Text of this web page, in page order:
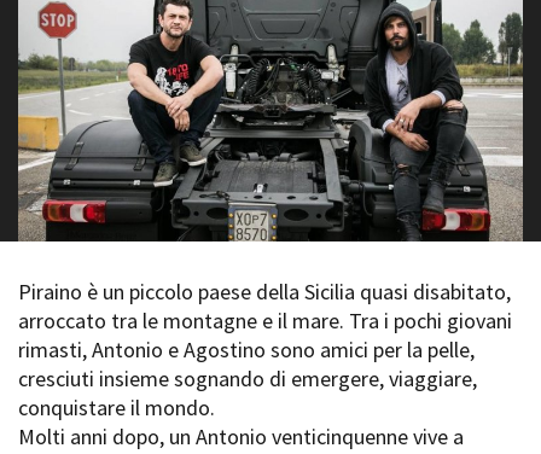
La sede
Partner
Rete regionale
Bilancio sociale
Amministrazione
trasparente
Bandi e gare
Sostenibilità ambientale
Servizi generali
Location scouting
Spazi nella sede FCTP
Sala Casting
Sala Paolo Tenna
Avenue Cove - Erasmus +
Guarda che storia!
La Grazia - Immagini e
location della Torino di Paolo
Sorrentino
Open Day
Ciak in TOur!
FESTIVAL, MARKETS,
International Film Festival
Rotterdam
Berlinale Internationalen
Filmfestspiele Berlin
Festival de Cannes
Industry Days
Piraino è un piccolo paese della Sicilia quasi disabitato,
arroccato tra le montagne e il mare. Tra i pochi giovani
rimasti, Antonio e Agostino sono amici per la pelle,
cresciuti insieme sognando di emergere, viaggiare,
conquistare il mondo.
Molti anni dopo, un Antonio venticinquenne vive a